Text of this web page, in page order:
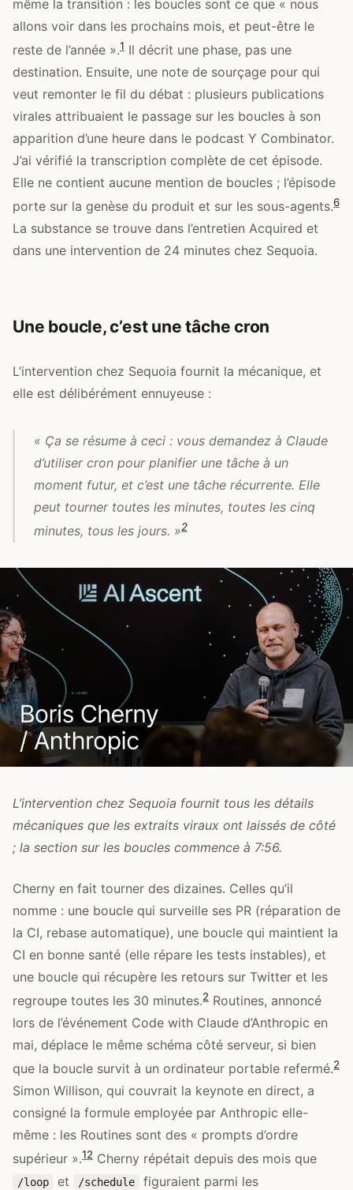
même la transition : les boucles sont ce que « nous
allons voir dans les prochains mois, et peut-être le
reste de l’année ».1 Il décrit une phase, pas une
destination. Ensuite, une note de sourçage pour qui
veut remonter le fil du débat : plusieurs publications
virales attribuaient le passage sur les boucles à son
apparition d’une heure dans le podcast Y Combinator.
J’ai vérifié la transcription complète de cet épisode.
Elle ne contient aucune mention de boucles ; l’épisode
porte sur la genèse du produit et sur les sous-agents.6
La substance se trouve dans l’entretien Acquired et
dans une intervention de 24 minutes chez Sequoia.
Une boucle, c’est une tâche cron
L’intervention chez Sequoia fournit la mécanique, et
elle est délibérément ennuyeuse :
« Ça se résume à ceci : vous demandez à Claude
d’utiliser cron pour planifier une tâche à un
moment futur, et c’est une tâche récurrente. Elle
peut tourner toutes les minutes, toutes les cinq
minutes, tous les jours. »2
L’intervention chez Sequoia fournit tous les détails
mécaniques que les extraits viraux ont laissés de côté
; la section sur les boucles commence à 7:56.
Cherny en fait tourner des dizaines. Celles qu’il
nomme : une boucle qui surveille ses PR (réparation de
la CI, rebase automatique), une boucle qui maintient la
CI en bonne santé (elle répare les tests instables), et
une boucle qui récupère les retours sur Twitter et les
regroupe toutes les 30 minutes.2 Routines, annoncé
lors de l’événement Code with Claude d’Anthropic en
mai, déplace le même schéma côté serveur, si bien
que la boucle survit à un ordinateur portable refermé.2
Simon Willison, qui couvrait la keynote en direct, a
consigné la formule employée par Anthropic elle-
même : les Routines sont des « prompts d’ordre
supérieur ».12 Cherny répétait depuis des mois que
/loop et /schedule
figuraient parmi les